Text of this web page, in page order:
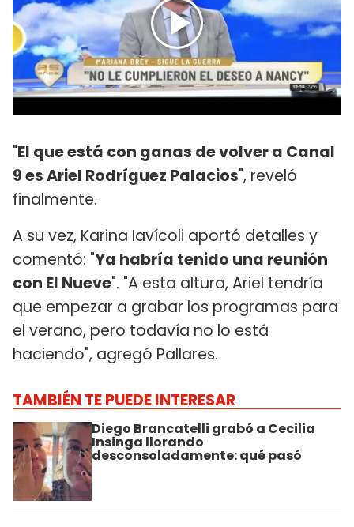
"El que está con ganas de volver a Canal
9 es Ariel Rodríguez Palacios", reveló
finalmente.
A su vez, Karina Iavícoli aportó detalles y
comentó: "Ya habría tenido una reunión
con El Nueve". "A esta altura, Ariel tendría
que empezar a grabar los programas para
el verano, pero todavía no lo está
haciendo", agregó Pallares.
TAMBIÉN TE PUEDE INTERESAR
Diego Brancatelli grabó a Cecilia
Insinga llorando
desconsoladamente: qué pasó